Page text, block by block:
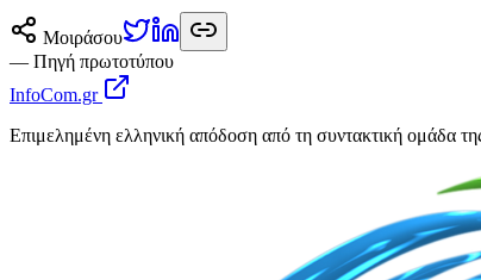
Μοιράσου
— Πηγή πρωτοτύπου
InfoCom.gr
Επιμελημένη ελληνική απόδοση από τη συντακτική ομάδα